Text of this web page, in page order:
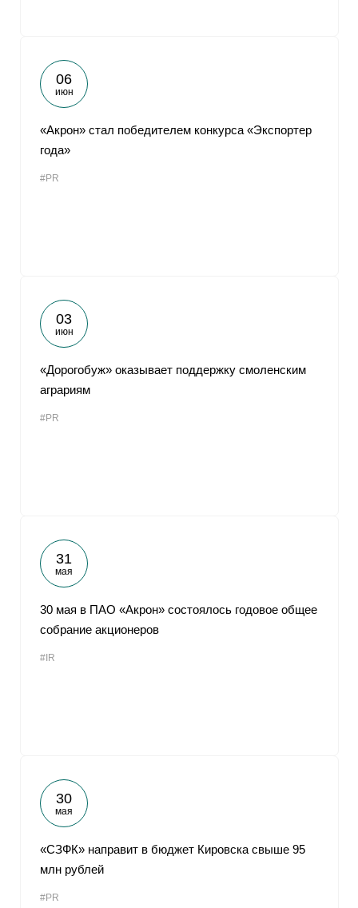
06
июн
«Акрон» стал победителем конкурса «Экспортер
года»
#PR
03
июн
«Дорогобуж» оказывает поддержку смоленским
аграриям
#PR
31
мая
30 мая в ПАО «Акрон» состоялось годовое общее
собрание акционеров
#IR
30
мая
«СЗФК» направит в бюджет Кировска свыше 95
млн рублей
#PR